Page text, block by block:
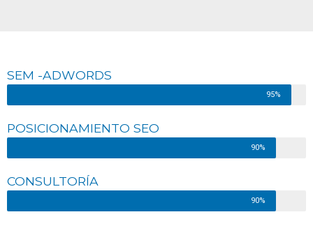
SEM -ADWORDS
95%
POSICIONAMIENTO SEO
90%
CONSULTORÍA
90%